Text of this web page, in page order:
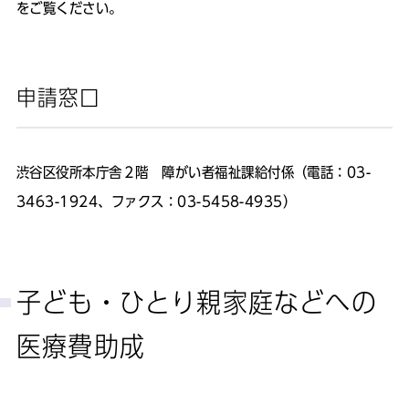
をご覧ください。
申請窓口
渋谷区役所本庁舎２階 障がい者福祉課給付係（電話：03-
3463-1924、ファクス：03-5458-4935）
子ども・ひとり親家庭などへの
医療費助成